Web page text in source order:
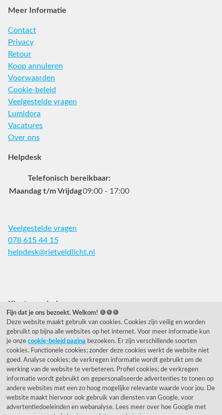
Meer Informatie
Contact
Privacy
Retour
Koop annuleren
Voorwaarden
Cookie-beleid
Veelgestelde vragen
Lumidora
Vacatures
Over ons
Helpdesk
Telefonisch bereikbaar:
Maandag t/m Vrijdag09:00 - 17:00
Veelgestelde vragen
078 615 44 15
helpdesk@rietveldlicht.nl
Klantwaardering
"Zeer goed" - eKomi.nl
Cijfer: 9.2 (25540 recensies)
Onze nieuwsbrief
Wil je onze nieuwsbrief ontvangen?
Fijn dat je ons bezoekt. Welkom! 🍪🍪🍪
Deze website maakt gebruik van cookies. Cookies zijn veilig en worden
gebruikt op bijna alle websites op het internet. Voor meer informatie kun
je onze cookie-beleid pagina bezoeken. Er zijn verschillende soorten
cookies. Functionele cookies; zonder deze cookies werkt de website niet
goed. Analyse cookies; de verkregen informatie wordt gebruikt om de
werking van de website te verbeteren. Profiel cookies; de verkregen
informatie wordt gebruikt om gepersonaliseerde advertenties te tonen op
andere websites met een zo hoog mogelijke relevante waarde voor jou. De
website maakt hiervoor ook gebruik van diensten van Google, voor
advertentiedoeleinden en webanalyse. Lees meer over hoe Google met